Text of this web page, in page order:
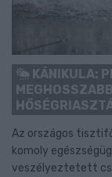
KÁNIKULA:
Az országos
komoly
veszélyeztetett